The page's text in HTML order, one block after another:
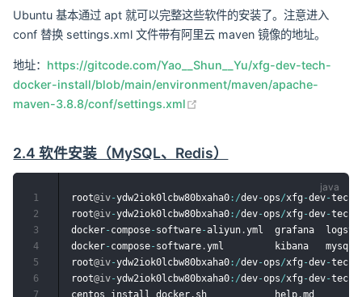
Ubuntu 基本通过 apt 就可以完整这些软件的安装了。注意进入
conf 替换 settings.xml 文件带有阿里云 maven 镜像的地址。
地址： https://gitcode.com/Yao__Shun__Yu/xfg-dev-tech-
docker-install/blob/main/environment/maven/apache-
maven-3.8.8/conf/settings.xml
2.4 软件安装（MySQL、Redis）
root@iv-ydw2iok0lcbw80bxaha0 : /dev-ops/xfg -dev-tech
root@iv-ydw2iok0lcbw80bxaha0 : /dev-ops/xfg -dev-tech
docker- compose- software-aliyun .yml  grafana
docker- compose- software .yml         kibana   mysql
root@iv-ydw2iok0lcbw80bxaha0 : /dev-ops/xfg -dev-tech
root@iv-ydw2iok0lcbw80bxaha0 : /dev-ops/xfg -dev-tech
centos_install_docker . sh            help .md
1
2
3
4
5
6
7